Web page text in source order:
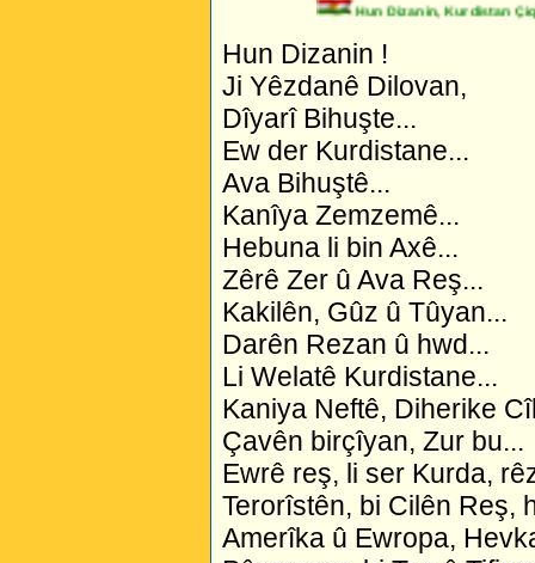
Hun Dizanin, Kurdistan
Hun Dizanin !
Ji Yêzdanê Dilovan,
Dîyarî Bihuşte...
Ew der Kurdistane...
Ava Bihuştê...
Kanîya Zemzemê...
Hebuna li bin Axê...
Zêrê Zer û Ava Reş...
Kakilên, Gûz û Tûyan...
Darên Rezan û hwd...
Li Welatê Kurdistane...
Kaniya Neftê, Diherike
Çavên birçîyan, Zur bu...
Ewrê reş, li ser Kurda,
Terorîstên, bi Cilên Reş,
Amerîka û Ewropa,